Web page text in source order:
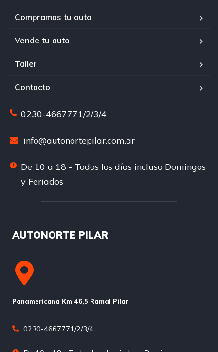
Compramos tu auto
Vende tu auto
Taller
Contacto
0230-4667771/2/3/4
info@autonortepilar.com.ar
De 10 a 18 - Todos los días incluso Domingos
y Feriados
AUTONORTE PILAR
Panamericana Km 46,5 Ramal Pilar
0230-4667771/2/3/4